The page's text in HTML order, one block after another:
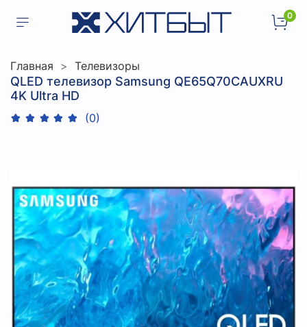
0
Главная Телевизоры
QLED телевизор Samsung QE65Q70CAUXRU
4K Ultra HD
(0)